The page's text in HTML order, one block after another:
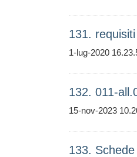
131.
1-lug-2020
132. 011-
15-nov-2023
133.